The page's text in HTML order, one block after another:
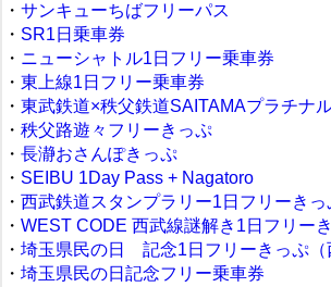
・ サンキューちばフリーパス
・ SR1日乗車券
・ ニューシャトル1日フリー乗車券
・ 東上線1日フリー乗車券
・ 東武鉄道×秩父鉄道SAITAMAプラチナ
・ 秩父路遊々フリーきっぷ
・ 長瀞おさんぽきっぷ
・ SEIBU 1Day Pass + Nagatoro
・ 西武鉄道スタンプラリー1日フリーきっ
・ WEST CODE 西武線謎解き1日フリー
・ 埼玉県民の日 記念1日フリーきっぷ（
・ 埼玉県民の日記念フリー乗車券